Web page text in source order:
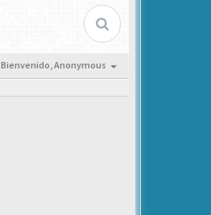
Bienvenido,Anonymous